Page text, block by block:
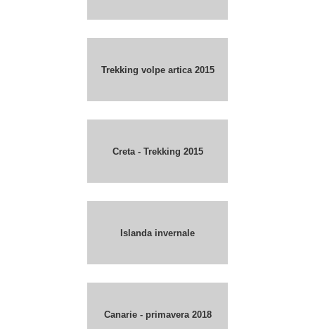
Trekking volpe artica 2015
Creta - Trekking 2015
Islanda invernale
Canarie - primavera 2018